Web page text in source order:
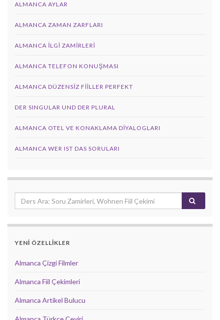
ALMANCA AYLAR
ALMANCA ZAMAN ZARFLARI
ALMANCA İLGI ZAMIRLERI
ALMANCA TELEFON KONUŞMASI
ALMANCA DÜZENSIZ FIILLER PERFEKT
DER SINGULAR UND DER PLURAL
ALMANCA OTEL VE KONAKLAMA DIYALOGLARI
ALMANCA WER IST DAS SORULARI
YENİ ÖZELLİKLER
Almanca Çizgi Filmler
Almanca Fiil Çekimleri
Almanca Artikel Bulucu